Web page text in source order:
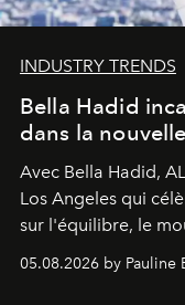
INDUSTRY TRENDS
Bella Hadid
dans la
Avec Bella Hadid,
Los Angeles qui
sur l'équilibre, le
05.08.2026 by Pauline